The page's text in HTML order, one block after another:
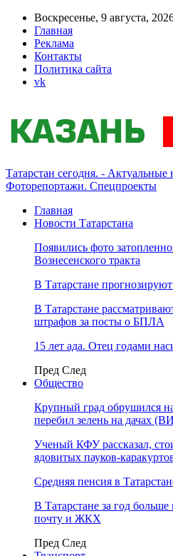
Воскресенье, 9 августа,
Главная
Реклама
Контакты
Политика сайта
vk
Татарстан сегодня. - Актуальные
Фоторепортажи. Спецпроекты
Главная
Новости Татарстана
Появились фото
Вознесенского тракта
В Татарстане
В Татарстане
штрафов за посты о БПЛА
15 лет ада. Отец годами
Пред След
Общество
Крупный град обрушился
перебил зелень на дачах
Ученый КФУ рассказал,
ядовитых пауков-
Средняя пенсия в
В Татарстане за год
почту и ЖКХ
Пред След